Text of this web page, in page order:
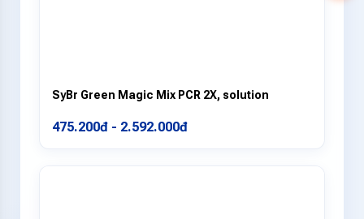
SyBr Green Magic Mix PCR 2X, solution
475.200đ - 2.592.000đ